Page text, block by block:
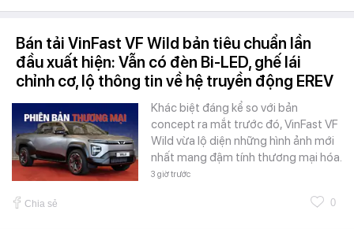
Bán tải VinFast VF Wild bản tiêu chuẩn lần
đầu xuất hiện: Vẫn có đèn Bi-LED, ghế lái
chỉnh cơ, lộ thông tin về hệ truyền động EREV
Khác biệt đáng kể so với bản
concept ra mắt trước đó, VinFast VF
Wild vừa lộ diện những hình ảnh mới
nhất mang đậm tính thương mại hóa.
3 giờ trước
Chia sẻ 0